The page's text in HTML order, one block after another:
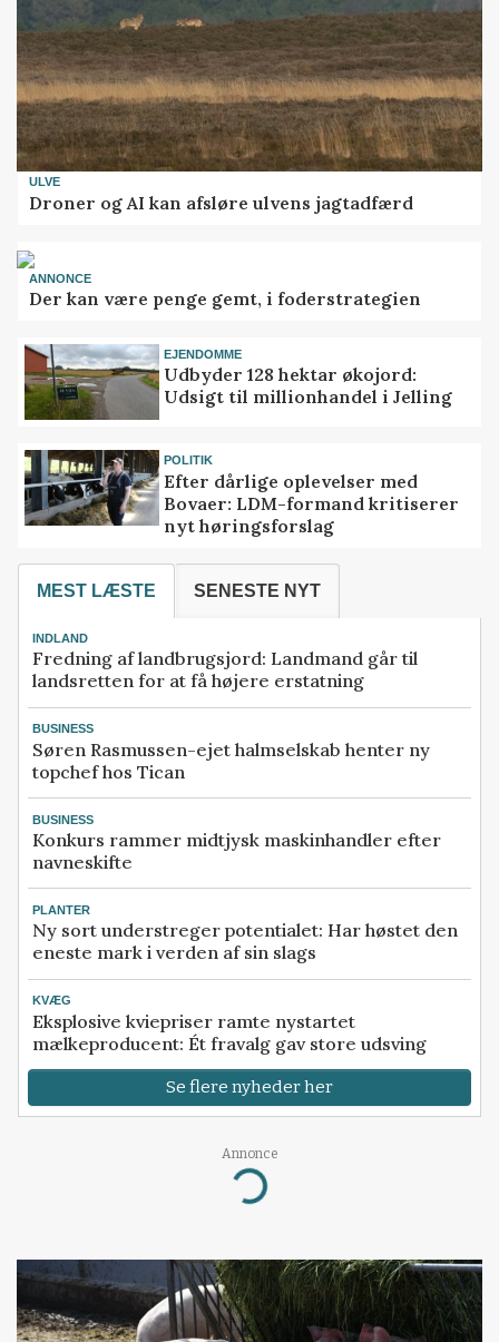
ULVE
Droner og AI kan afsløre ulvens jagtadfærd
ANNONCE
Der kan være penge gemt, i foderstrategien
EJENDOMME
Udbyder 128 hektar økojord:
Udsigt til millionhandel i Jelling
POLITIK
Efter dårlige oplevelser med
Bovaer: LDM-formand kritiserer
nyt høringsforslag
MEST LÆSTE SENESTE NYT
INDLAND
Fredning af landbrugsjord: Landmand går til
landsretten for at få højere erstatning
BUSINESS
Søren Rasmussen-ejet halmselskab henter ny
topchef hos Tican
BUSINESS
Konkurs rammer midtjysk maskinhandler efter
navneskifte
PLANTER
Ny sort understreger potentialet: Har høstet den
eneste mark i verden af sin slags
KVÆG
Eksplosive kviepriser ramte nystartet
mælkeproducent: Ét fravalg gav store udsving
Se flere nyheder her
Annonce
Loading...